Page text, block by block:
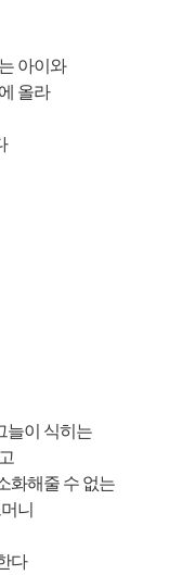
아이와
올라
이 식히는
해줄 수 없는
니
다